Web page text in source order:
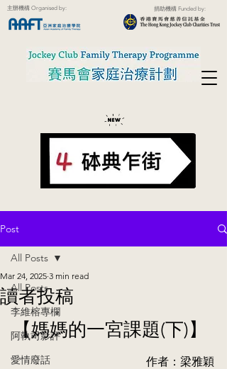
主辦機構 Organised by: 捐助機構 Funded by:
Post
All Posts
李維榕專欄
阿執司影評
愛情廢話
All Posts
讀者投稿
Mar 24, 2025 3 min read
【媽媽的一宮課題(下)】
作者：梁雅穎